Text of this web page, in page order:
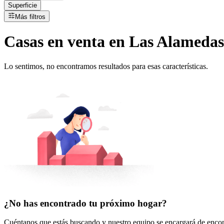
Superficie
Más filtros
Casas en venta en Las Alamedas
Lo sentimos, no encontramos resultados para esas características.
¿No has encontrado tu próximo hogar?